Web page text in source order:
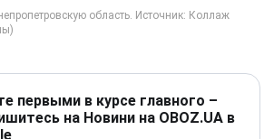
первыми в курсе главного –
на Новини на OBOZ.UA в